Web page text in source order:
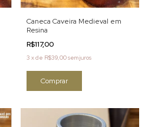
Caneca Caveira Medieval em
Resina
R$117,00
3 xde R$39,00sem juros